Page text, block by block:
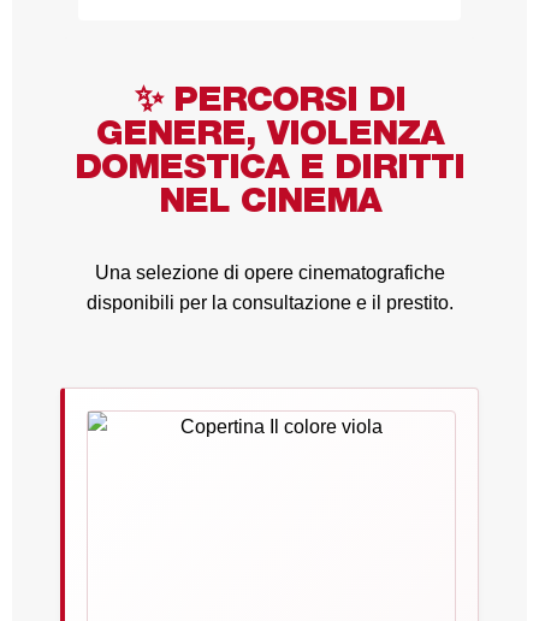
✨ PERCORSI DI
GENERE, VIOLENZA
DOMESTICA E DIRITTI
NEL CINEMA
Una selezione di opere cinematografiche
disponibili per la consultazione e il prestito.